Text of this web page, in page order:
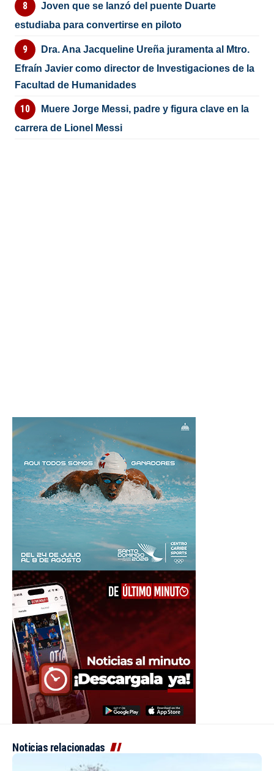
Joven que se lanzó del puente Duarte
estudiaba para convertirse en piloto
Dra. Ana Jacqueline Ureña juramenta al Mtro.
Efraín Javier como director de Investigaciones de la
Facultad de Humanidades
Muere Jorge Messi, padre y figura clave en la
carrera de Lionel Messi
Noticias relacionadas